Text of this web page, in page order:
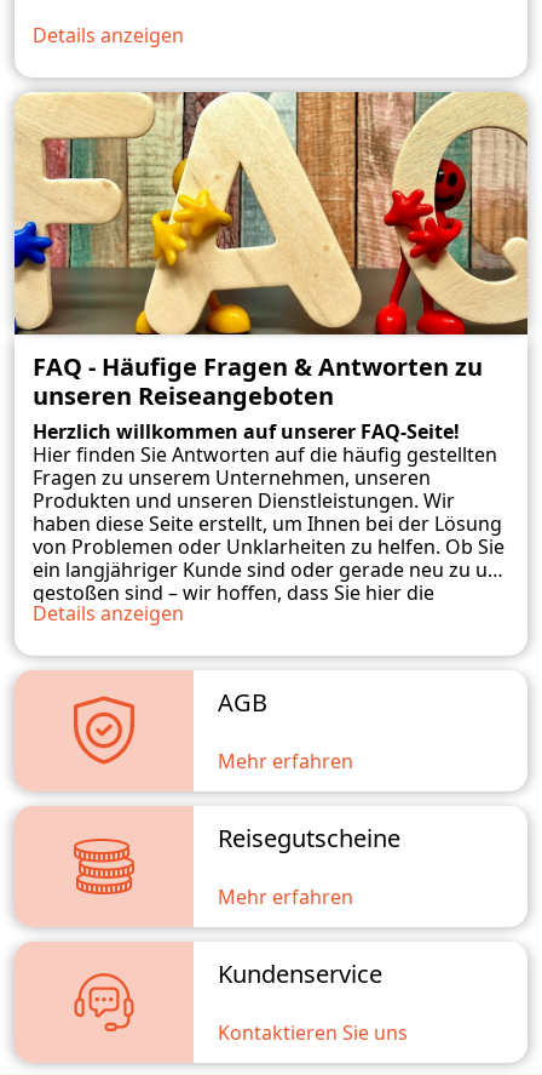
Details anzeigen
FAQ - Häufige Fragen & Antworten zu
unseren Reiseangeboten
Herzlich willkommen auf unserer FAQ-Seite!
Hier finden Sie Antworten auf die häufig gestellten
Fragen zu unserem Unternehmen, unseren
Produkten und unseren Dienstleistungen. Wir
haben diese Seite erstellt, um Ihnen bei der Lösung
von Problemen oder Unklarheiten zu helfen. Ob Sie
ein langjähriger Kunde sind oder gerade neu zu uns
gestoßen sind – wir hoffen, dass Sie hier die
benötigten Informationen finden. Sollten Sie
kontaktieren. Wir stehen Ihnen gerne zur
weiterzuhelfen.
Details anzeigen
AGB
Mehr erfahren
Reisegutscheine
Mehr erfahren
Kundenservice
Kontaktieren Sie uns